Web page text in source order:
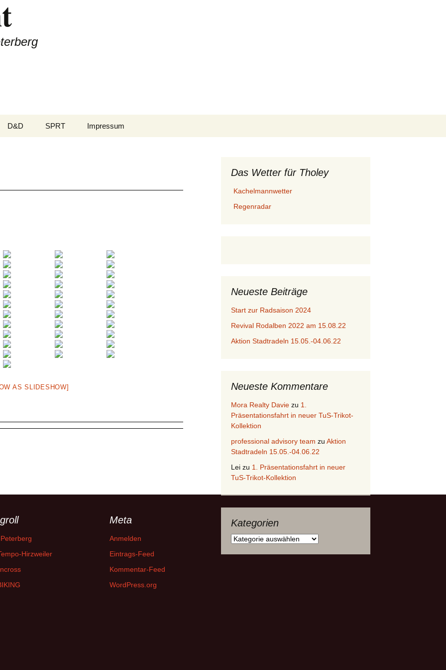
D&D
Wetter
SPRT
Termine
Bilder
Impressum
AS SLIDESHOW]
Das Wetter für Tholey
Kachelmannwetter
Regenradar
Neueste Beiträge
Start zur Radsaison 2024
Revival Rodalben 2022 am 15.08.22
Aktion Stadtradeln 15.05.-04.06.22
Neueste Kommentare
Mora Realty Davie zu 1.
Präsentationsfahrt in neuer TuS-Trikot-
Kollektion
professional advisory team zu Aktion
Stadtradeln 15.05.-04.06.22
Lei zu 1. Präsentationsfahrt in neuer
TuS-Trikot-Kollektion
Kategorien
Kategorien
Hirzweiler
Meta
Anmelden
Eintrags-Feed
Kommentar-Feed
WordPress.org